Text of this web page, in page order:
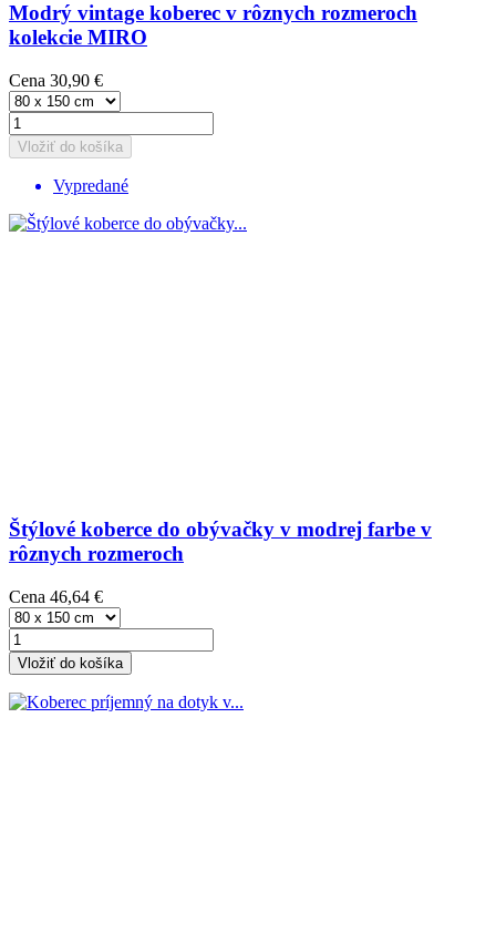
Modrý vintage koberec v rôznych rozmeroch
kolekcie MIRO
Cena 30,90 €
Vložiť do košíka
Vypredané
Štýlové koberce do obývačky v modrej farbe v
rôznych rozmeroch
Cena 46,64 €
Vložiť do košíka